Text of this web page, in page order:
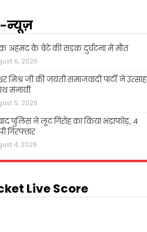
न्यूज़
अहमद के बेटे की सड़क दुर्घटना में मौत
6, 2026
मिश्र जी की जयंती समाजवादी पार्टी ने उत्साह
मनायी
5, 2026
पुलिस ने लूट गिरोह का किया भंडाफोड़, 4
गिरफ्तार
4, 2026
Live Score